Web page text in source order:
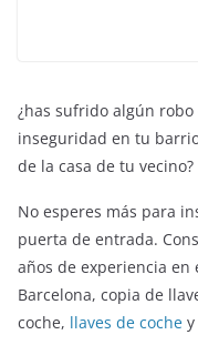
¿has sufrido algún
inseguridad en tu
de la casa de tu vecino?
No esperes más para
puerta de entrada.
años de experiencia en
Barcelona, copia de
coche, llaves de coche